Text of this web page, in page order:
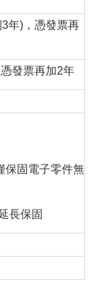
年)，憑發票再
發票再加2年
保固電子零件無
長保固